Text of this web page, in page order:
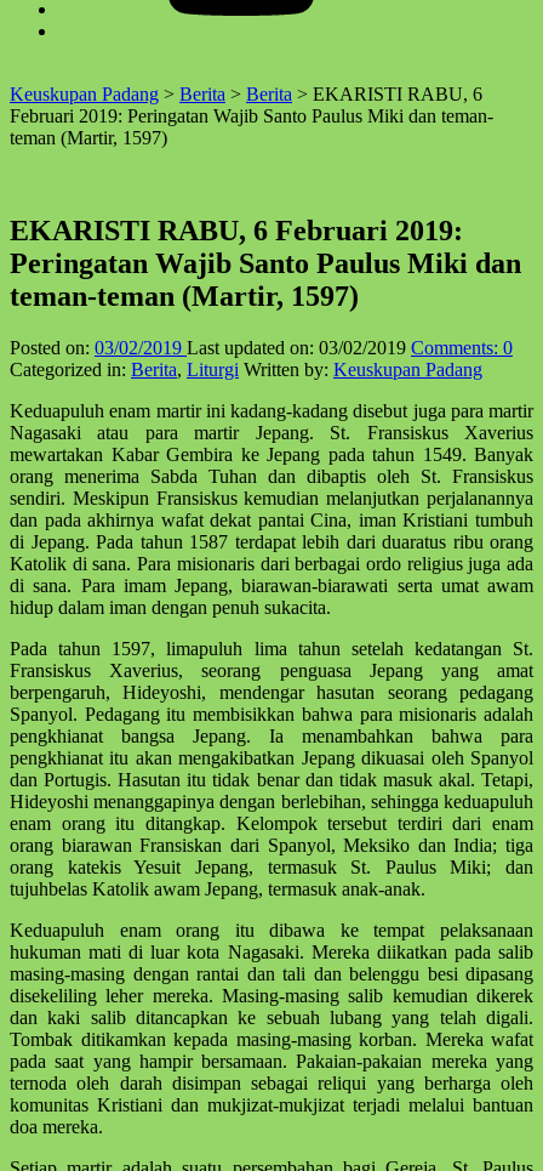
↑
Keuskupan Padang > Berita > Berita > EKARISTI RABU, 6
Februari 2019: Peringatan Wajib Santo Paulus Miki dan teman-
teman (Martir, 1597)
EKARISTI RABU, 6 Februari 2019:
Peringatan Wajib Santo Paulus Miki dan
teman-teman (Martir, 1597)
Posted on: 03/02/2019 Last updated on: 03/02/2019 Comments: 0
Categorized in: Berita, Liturgi Written by: Keuskupan Padang
Keduapuluh enam martir ini kadang-kadang disebut juga para martir
Nagasaki atau para martir Jepang. St. Fransiskus Xaverius
mewartakan Kabar Gembira ke Jepang pada tahun 1549. Banyak
orang menerima Sabda Tuhan dan dibaptis oleh St. Fransiskus
sendiri. Meskipun Fransiskus kemudian melanjutkan perjalanannya
dan pada akhirnya wafat dekat pantai Cina, iman Kristiani tumbuh
di Jepang. Pada tahun 1587 terdapat lebih dari duaratus ribu orang
Katolik di sana. Para misionaris dari berbagai ordo religius juga ada
di sana. Para imam Jepang, biarawan-biarawati serta umat awam
hidup dalam iman dengan penuh sukacita.
Pada tahun 1597, limapuluh lima tahun setelah kedatangan St.
Fransiskus Xaverius, seorang penguasa Jepang yang amat
berpengaruh, Hideyoshi, mendengar hasutan seorang pedagang
Spanyol. Pedagang itu membisikkan bahwa para misionaris adalah
pengkhianat bangsa Jepang. Ia menambahkan bahwa para
pengkhianat itu akan mengakibatkan Jepang dikuasai oleh Spanyol
dan Portugis. Hasutan itu tidak benar dan tidak masuk akal. Tetapi,
Hideyoshi menanggapinya dengan berlebihan, sehingga keduapuluh
enam orang itu ditangkap. Kelompok tersebut terdiri dari enam
orang biarawan Fransiskan dari Spanyol, Meksiko dan India; tiga
orang katekis Yesuit Jepang, termasuk St. Paulus Miki; dan
tujuhbelas Katolik awam Jepang, termasuk anak-anak.
Keduapuluh enam orang itu dibawa ke tempat pelaksanaan
hukuman mati di luar kota Nagasaki. Mereka diikatkan pada salib
masing-masing dengan rantai dan tali dan belenggu besi dipasang
disekeliling leher mereka. Masing-masing salib kemudian dikerek
dan kaki salib ditancapkan ke sebuah lubang yang telah digali.
Tombak ditikamkan kepada masing-masing korban. Mereka wafat
pada saat yang hampir bersamaan. Pakaian-pakaian mereka yang
ternoda oleh darah disimpan sebagai reliqui yang berharga oleh
komunitas Kristiani dan mukjizat-mukjizat terjadi melalui bantuan
doa mereka.